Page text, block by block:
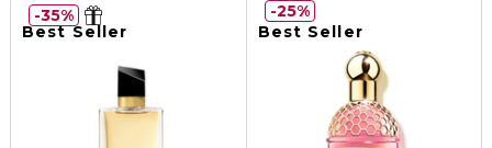
Best Seller
35%
Best Seller
25%